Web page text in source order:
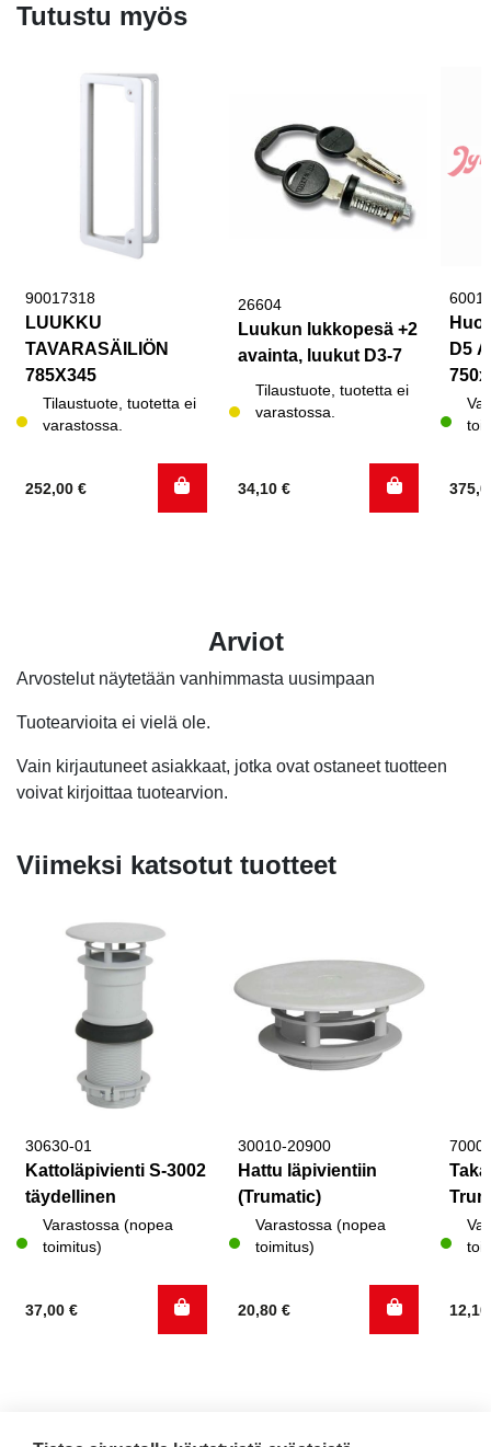
Tutustu myös
90017318
LUUKKU
TAVARASÄILIÖN
785X345
Tilaustuote, tuotetta ei
varastossa.
252,00 €
26604
Luukun lukkopesä +2
avainta, luukut D3-7
Tilaustuote, tuotetta ei
varastossa.
34,10 €
D5
Arviot
Arvostelut näytetään vanhimmasta uusimpaan
Tuotearvioita ei vielä ole.
Vain kirjautuneet asiakkaat, jotka ovat ostaneet tuotteen
voivat kirjoittaa tuotearvion.
Viimeksi katsotut tuotteet
30630-01
Kattoläpivienti S-3002
täydellinen
Varastossa (nopea
toimitus)
37,00 €
30010-20900
Hattu läpivientiin
(Trumatic)
Varastossa (nopea
toimitus)
20,80 €